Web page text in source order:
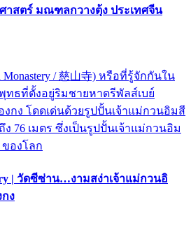
าสตร์ มณฑลกวางตุ้ง ประเทศจีน
Monastery / 慈山寺) หรือที่รู้จักกันใน
ทธที่ตั้งอยู่ริมชายหาดรีพัลส์เบย์
องกง โดดเด่นด้วยรูปปั้นเจ้าแม่กวนอิมสี
76 เมตร ซึ่งเป็นรูปปั้นเจ้าแม่กวนอิม
องโลก
| วัดซีซ่าน…งามสง่าเจ้าแม่กวนอิ
ง